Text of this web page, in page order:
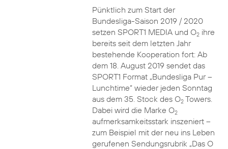
Pünktlich zum Start der
Bundesliga-Saison 2019 / 2020
setzen SPORT1 MEDIA und O2ihre
bereits seit dem letzten Jahr
bestehende Kooperation fort: Ab
dem 18. August 2019 sendet das
SPORT1 Format „Bundesliga Pur –
Lunchtime“ wieder jeden Sonntag
aus dem 35. Stock des O2Towers.
Dabei wird die Marke O2
aufmerksamkeitsstark inszeniert –
zum Beispiel mit der neu ins Leben
gerufenen Sendungsrubrik „Das O